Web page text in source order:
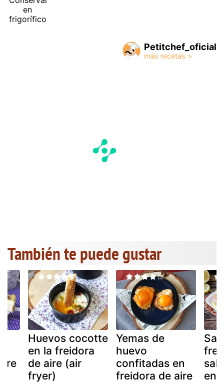
en
frigorífico
Petitchef_oficial
También te puede gustar
Huevos cocotte
en la freidora
de aire (air
fryer)
Yemas de
huevo
confitadas en
freidora de aire
en